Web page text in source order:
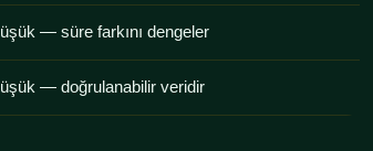
— süre farkını dengeler
— doğrulanabilir veridir